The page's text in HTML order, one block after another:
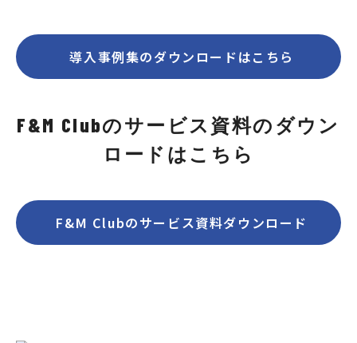
導入事例集のダウンロードはこちら
F&M Clubのサービス資料のダウン
ロードはこちら
F&M Clubのサービス資料ダウンロード